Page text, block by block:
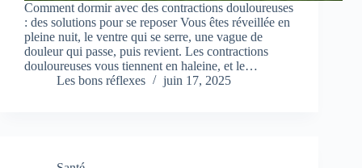
Comment dormir avec des contractions douloureuses
: des solutions pour se reposer Vous êtes réveillée en
pleine nuit, le ventre qui se serre, une vague de
douleur qui passe, puis revient. Les contractions
douloureuses vous tiennent en haleine, et le…
Les bons réflexes
juin 17, 2025